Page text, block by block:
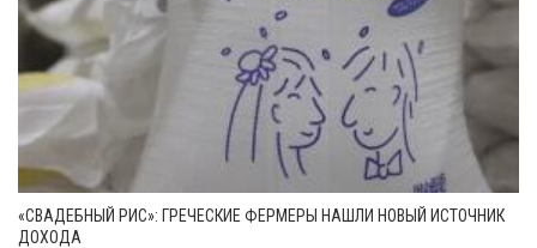
«СВАДЕБНЫЙ РИС»: ГРЕЧЕСКИЕ ФЕРМЕРЫ НАШЛИ НОВЫЙ ИСТОЧНИК
ДОХОДА